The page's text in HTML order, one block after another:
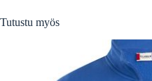
Tutustu myös